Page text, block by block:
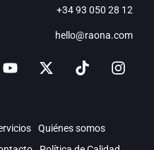
+34 93 050 28 12
hello@raona.com
Quiénes somos